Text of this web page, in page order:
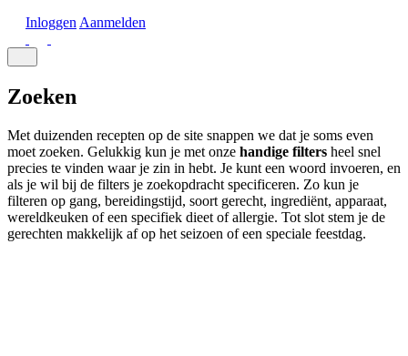
Inloggen Aanmelden
Zoeken
Met duizenden recepten op de site snappen we dat je soms even
moet zoeken. Gelukkig kun je met onze handige filters heel snel
precies te vinden waar je zin in hebt. Je kunt een woord invoeren, en
als je wil bij de filters je zoekopdracht specificeren. Zo kun je
filteren op gang, bereidingstijd, soort gerecht, ingrediënt, apparaat,
wereldkeuken of een specifiek dieet of allergie. Tot slot stem je de
gerechten makkelijk af op het seizoen of een speciale feestdag.